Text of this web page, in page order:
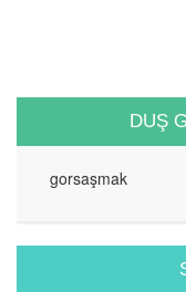
DUŞ
gorsaşmak